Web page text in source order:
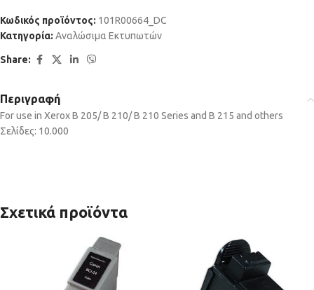
Κωδικός προϊόντος: 101R00664_DC
Κατηγορία: Αναλώσιμα Εκτυπωτών
Share:
Περιγραφή
For use in Xerox B 205/ B 210/ B 210 Series and B 215 and others
Σελίδες: 10.000
Σχετικά προϊόντα